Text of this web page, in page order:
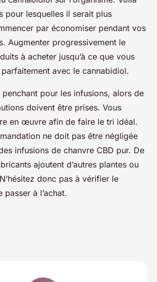
pour lesquelles il serait plus
par économiser pendant vos
Augmenter progressivement le
à acheter jusqu’à ce que vous
avec le cannabidiol.
penchant pour les infusions, alors de
doivent être prises. Vous
en œuvre afin de faire le tri idéal.
ne doit pas être négligée
infusions de chanvre CBD pur. De
ajoutent d’autres plantes ou
donc pas à vérifier le
à l’achat.